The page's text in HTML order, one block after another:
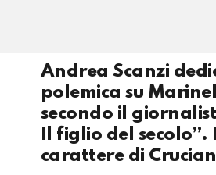
Andrea Scanzi
polemica su
secondo il
Il figlio del
carattere di